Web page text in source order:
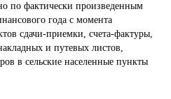
по фактически произведенным
года с момента
сдачи-приемки, счета-фактуры,
и путевых листов,
в сельские населенные пункты